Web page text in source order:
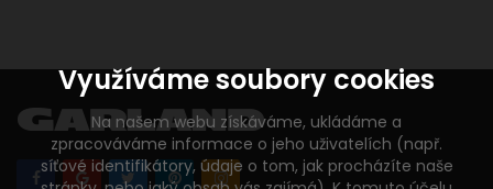
Využíváme soubory cookies
Na našem webu získáváme, ukládáme a
zpracováváme informace o jeho uživatelích (např.
síťové identifikátory, údaje o tom, jak procházíte naše